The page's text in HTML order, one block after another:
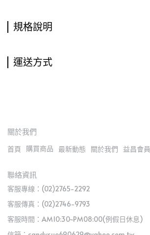
規格說明
運送方式
關於我們
首頁 購買商品 最新動態 關於我們 益昌會員
聯絡資訊
客服專線：(02)2765-2292
客服傳真：(02)2746-9793
客服時間：AM10:30~PM08:00(例假日休息)